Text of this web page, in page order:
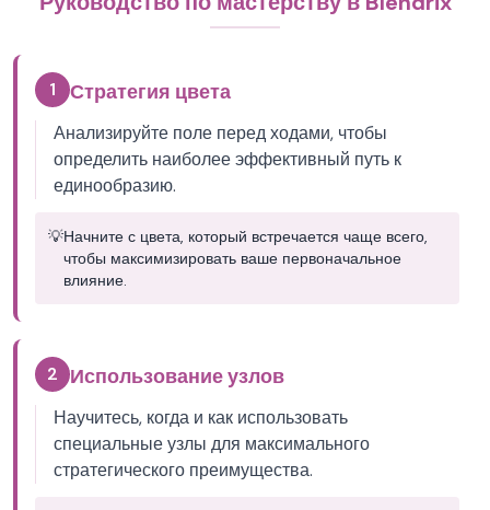
1 Стратегия цвета
Анализируйте поле перед ходами, чтобы
определить наиболее эффективный путь к
единообразию.
💡Начните с цвета, который встречается чаще всего,
чтобы максимизировать ваше первоначальное
влияние.
2 Использование узлов
Научитесь, когда и как использовать
специальные узлы для максимального
стратегического преимущества.